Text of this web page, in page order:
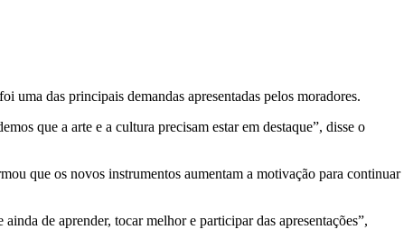
das principais demandas apresentadas pelos moradores.
que a arte e a cultura precisam estar em destaque”, disse o
que os novos instrumentos aumentam a motivação para continuar
de aprender, tocar melhor e participar das apresentações”,